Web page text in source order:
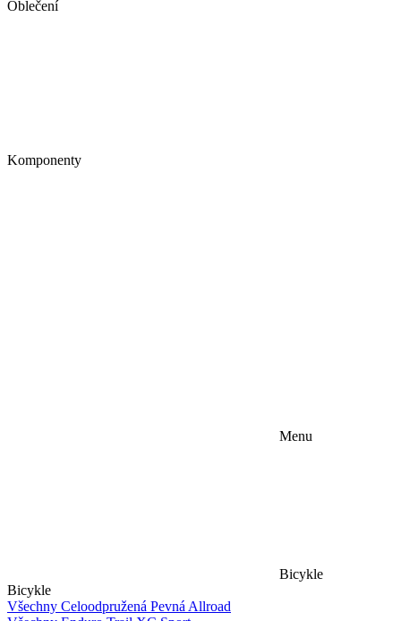
Oblečení
Komponenty
Menu
Bicykle
Bicykle
Všechny Celoodpružená Pevná Allroad